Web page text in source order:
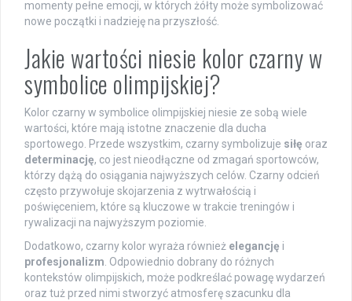
momenty pełne emocji, w których żółty może symbolizować
nowe początki i nadzieję na przyszłość.
Jakie wartości niesie kolor czarny w
symbolice olimpijskiej?
Kolor czarny w symbolice olimpijskiej niesie ze sobą wiele
wartości, które mają istotne znaczenie dla ducha
sportowego. Przede wszystkim, czarny symbolizuje siłę oraz
determinację, co jest nieodłączne od zmagań sportowców,
którzy dążą do osiągania najwyższych celów. Czarny odcień
często przywołuje skojarzenia z wytrwałością i
poświęceniem, które są kluczowe w trakcie treningów i
rywalizacji na najwyższym poziomie.
Dodatkowo, czarny kolor wyraża również elegancję i
profesjonalizm . Odpowiednio dobrany do różnych
kontekstów olimpijskich, może podkreślać powagę wydarzeń
oraz tuż przed nimi stworzyć atmosferę szacunku dla